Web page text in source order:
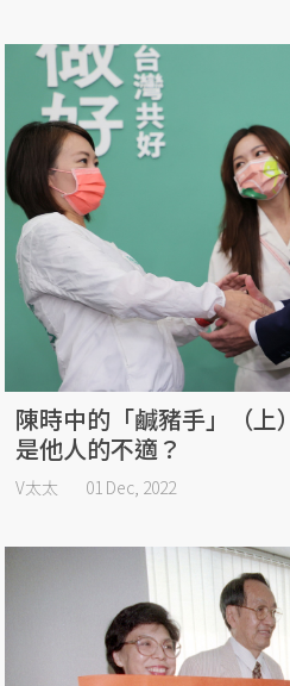
陳時中的「鹹豬手」（上
是他人的不適？
V太太 01 Dec, 2022